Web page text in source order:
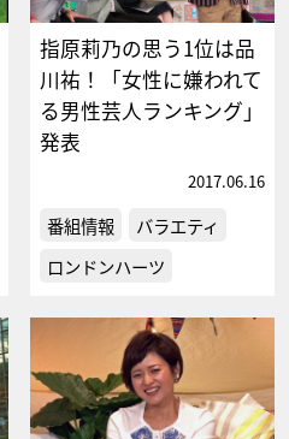
指原莉乃の思う1位は品
川祐！「女性に嫌われて
る男性芸人ランキング」
発表
2017.06.16
番組情報
バラエティ
ロンドンハーツ